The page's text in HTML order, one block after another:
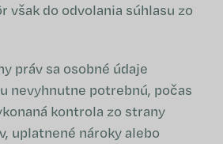
však do odvolania súhlasu zo
práv sa osobné údaje
nevyhnutne potrebnú, počas
kontrola zo strany
uplatnené nároky alebo